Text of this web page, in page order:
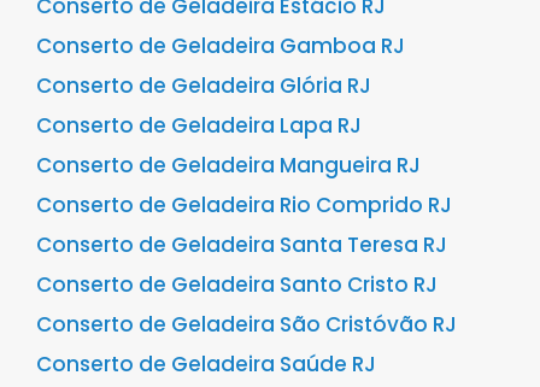
Conserto de Geladeira Gamboa RJ
Conserto de Geladeira Glória RJ
Conserto de Geladeira Lapa RJ
Conserto de Geladeira Mangueira RJ
Conserto de Geladeira Rio Comprido RJ
Conserto de Geladeira Santa Teresa RJ
Conserto de Geladeira Santo Cristo RJ
Conserto de Geladeira São Cristóvão RJ
Conserto de Geladeira Saúde RJ